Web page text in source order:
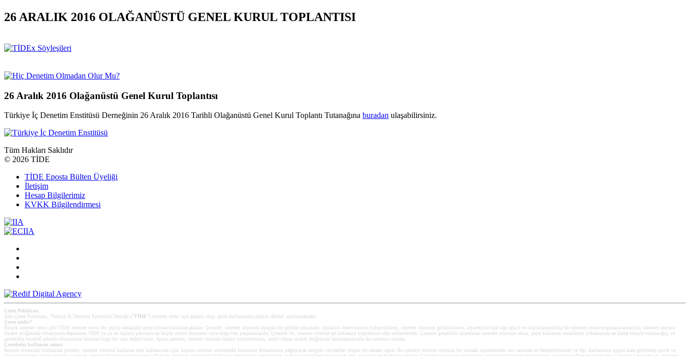
26 ARALIK 2016 OLAĞANÜSTÜ GENEL KURUL TOPLANTISI
26 Aralık 2016 Olağanüstü Genel Kurul Toplantısı
Türkiye İç Denetim Enstitüsü Derneğinin 26 Aralık 2016 Tarihli Olağanüstü Genel Kurul Toplantı Tutanağına buradan ulaşabilirsiniz.
Tüm Hakları Saklıdır
© 2026 TİDE
TİDE Eposta Bülten Üyeliği
İletişim
Hesap Bilgilerimiz
KVKK Bilgilendirmesi
Çerez Politikası
İşbu Çerez Politikası, Türkiye İç Denetim Enstitüsü Derneği (" TİDE ") internet sitesi için geçerli olup, çerez kullanımına ilişkin ilkeleri açıklamaktadır.
Çerez nedir?
Birçok internet sitesi gibi TİDE internet sitesi de, çeşitli amaçlarla çerez (cookie) kullanmaktadır. Çerezler; internet sitesinin düzgün bir şekilde çalışması, kullanıcı deneyiminin iyileştirilmesi, internet sitesinin geliştirilmesi, ziyaretçiler için ilgi çekici ve kişiselleştirilmiş bir internet sitesi/uygulama amacıyla, internet sitesini
ziyaret ettiğinizde cihazınızda depolanan TİDE’ye ya da üçüncü şahıslara ait küçük metin dosyaları veya bilgi/veri parçacıklarıdır. Çerezler ile, internet sitesine ait kullanım bilgileriniz elde edilmektedir. Çerezler genellikle alındıkları internet sitesinin adını, çerez kullanım ömürlerini (cihazınızda ne kadar süreyle tutulacağı), ve
genellikle tesadüfî şekilde oluşturulan kendine özgü bir sayı değeri içerir. Ayrıca çerezler, internet sitesine ilişkin tercihlerinizin, siteyi tekrar ziyaret ettiğinizde hatırlanmasında da yardımcı olurlar.
Çerezlerin kullanım amacı
Internet sitemizde kullanılan çerezler, internet sitemizi kullanan tüm kullanıcılar için, kişinin internet sitesindeki kesintisiz dolaşmasını sağlayacak rastgele sayılardan oluşan bir rakamı içerir. Bu çerezler internet sitemizi bir sonraki ziyaretinizde sizi tanımak ve beklentilerinize ve ilgi alanlarınıza uygun hale getirilmiş içerik ve